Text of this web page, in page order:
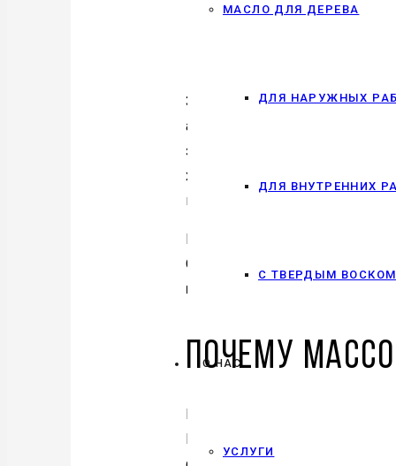
МАСЛО ДЛЯ ДЕРЕВА
ДЛЯ НАРУЖНЫХ
ДЛЯ ВНУТРЕННИХ
С ТВЕРДЫМ ВОСКОМ
О НАС
УСЛУГИ
:
Знакомо чувство, когда
абсолютно все? Шкафы
заходит о
подарке мужчине,
хочется. Хочется удивить,
попавшуюся вещь. Правда?
Мы в Loft Look с таким
Они уже устали от потоковых
мужчин
, которые будут
Почему
Наверное, каждый из нас
Все просто: когда вещь не